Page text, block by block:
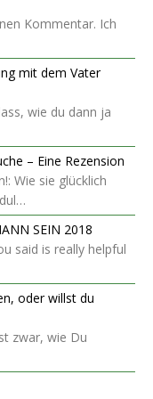
Kommentar. Ich
mit dem Vater
wie du dann ja
– Eine Rezension
Wie sie glücklich
SEIN 2018
said is really helpful
oder willst du
zwar, wie Du